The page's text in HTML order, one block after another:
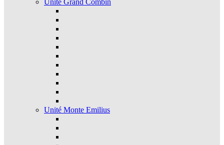
Unité Grand Combin
Unité Monte Emilius